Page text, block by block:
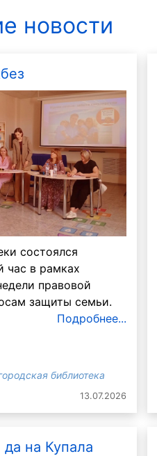
новости
состоялся
час в рамках
правовой
защиты семьи.
Подробнее...
библиотека
13.07.2026
на Купала